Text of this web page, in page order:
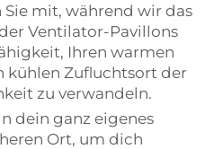
mit, während wir das
Ventilator-Pavillons
Ihren warmen
kühlen Zufluchtsort der
zu verwandeln.
dein ganz eigenes
Ort, um dich